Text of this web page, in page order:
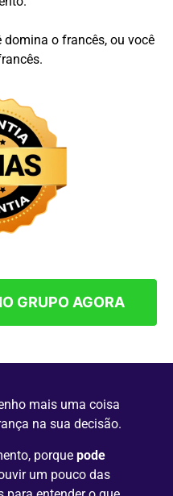
domina o francês, ou você
s.
GRUPO AGORA
mais uma coisa
na sua decisão.
porque pode
um pouco das